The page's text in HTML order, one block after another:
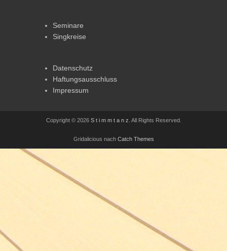
Seminare
Singkreise
Datenschutz
Haftungsausschluss
Impressum
Copyright © 2026 S t i m m t a n z . All Rights Reserved.
Gridalicious nach Catch Themes